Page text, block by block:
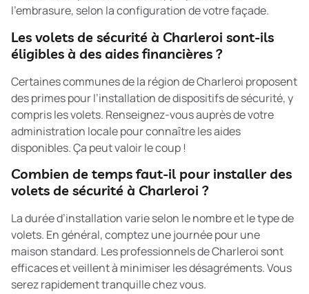
l’embrasure, selon la configuration de votre façade.
Les volets de sécurité à Charleroi sont-ils
éligibles à des aides financières ?
Certaines communes de la région de Charleroi proposent
des primes pour l’installation de dispositifs de sécurité, y
compris les volets. Renseignez-vous auprès de votre
administration locale pour connaître les aides
disponibles. Ça peut valoir le coup !
Combien de temps faut-il pour installer des
volets de sécurité à Charleroi ?
La durée d’installation varie selon le nombre et le type de
volets. En général, comptez une journée pour une
maison standard. Les professionnels de Charleroi sont
efficaces et veillent à minimiser les désagréments. Vous
serez rapidement tranquille chez vous.